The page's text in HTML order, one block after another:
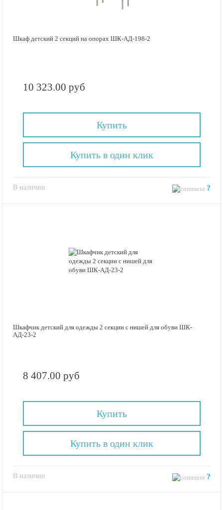
Шкаф детский 2 секций на опорах ШК-АД-198-2
10 323.00 руб
Купить
В наличии ?
Купить в один клик
Шкафчик детский для одежды 2 секции с нишей для обуви ШК-
АД-23-2
8 407.00 руб
Купить
В наличии ?
Купить в один клик